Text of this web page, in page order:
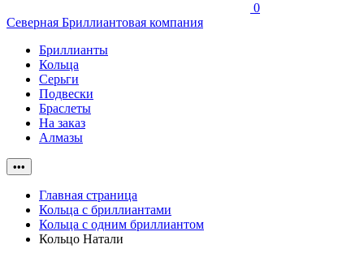
0
Северная Бриллиантовая компания
Бриллианты
Кольца
Серьги
Подвески
Браслеты
На заказ
Алмазы
•••
Главная страница
Кольца с бриллиантами
Кольца с одним бриллиантом
Кольцо Натали